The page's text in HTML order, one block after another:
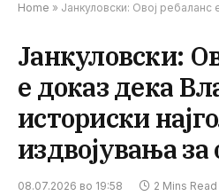
Home » Јанкуловски: Овој ребаланс е доказ дека Владата
Јанкуловски:
е доказ дека
историски
издвојувања
08.07.2026 во 19:58 2 Mins Read